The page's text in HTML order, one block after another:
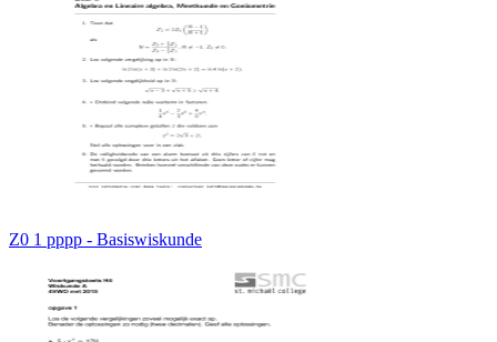
Z0 1 pppp - Basiswiskunde